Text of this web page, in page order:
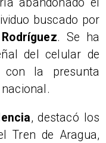
buscado por
. Se ha
del celular de
con la presunta
, destacó los
Tren de Aragua,